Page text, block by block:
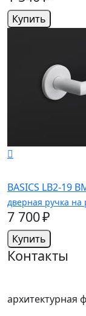
Купить
BASICS LB2-19
дверная ручка на
7 700 ₽
Купить
Контакты
архитектурная